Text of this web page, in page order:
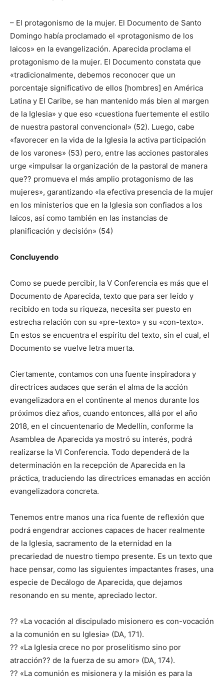
– El protagonismo de la mujer. El Documento de Santo
Domingo había proclamado el «protagonismo de los
laicos» en la evangelización. Aparecida proclama el
protagonismo de la mujer. El Documento constata que
«tradicionalmente, debemos reconocer que un
porcentaje significativo de ellos [hombres] en América
Latina y El Caribe, se han mantenido más bien al margen
de la Iglesia» y que eso «cuestiona fuertemente el estilo
de nuestra pastoral convencional» (52). Luego, cabe
«favorecer en la vida de la Iglesia la activa participación
de los varones» (53) pero, entre las acciones pastorales
urge «impulsar la organización de la pastoral de manera
que?? promueva el más amplio protagonismo de las
mujeres», garantizando «la efectiva presencia de la mujer
en los ministerios que en la Iglesia son confiados a los
laicos, así como también en las instancias de
planificación y decisión» (54)
Concluyendo
Como se puede percibir, la V Conferencia es más que el
Documento de Aparecida, texto que para ser leído y
recibido en toda su riqueza, necesita ser puesto en
estrecha relación con su «pre-texto» y su «con-texto».
En estos se encuentra el espíritu del texto, sin el cual, el
Documento se vuelve letra muerta.
Ciertamente, contamos con una fuente inspiradora y
directrices audaces que serán el alma de la acción
evangelizadora en el continente al menos durante los
próximos diez años, cuando entonces, allá por el año
2018, en el cincuentenario de Medellín, conforme la
Asamblea de Aparecida ya mostró su interés, podrá
realizarse la VI Conferencia. Todo dependerá de la
determinación en la recepción de Aparecida en la
práctica, traduciendo las directrices emanadas en acción
evangelizadora concreta.
Tenemos entre manos una rica fuente de reflexión que
podrá engendrar acciones capaces de hacer realmente
de la Iglesia, sacramento de la eternidad en la
precariedad de nuestro tiempo presente. Es un texto que
hace pensar, como las siguientes impactantes frases, una
especie de Decálogo de Aparecida, que dejamos
resonando en su mente, apreciado lector.
?? «La vocación al discipulado misionero es con-vocación
a la comunión en su Iglesia» (DA, 171).
?? «La Iglesia crece no por proselitismo sino por
atracción?? de la fuerza de su amor» (DA, 174).
?? «La comunión es misionera y la misión es para la